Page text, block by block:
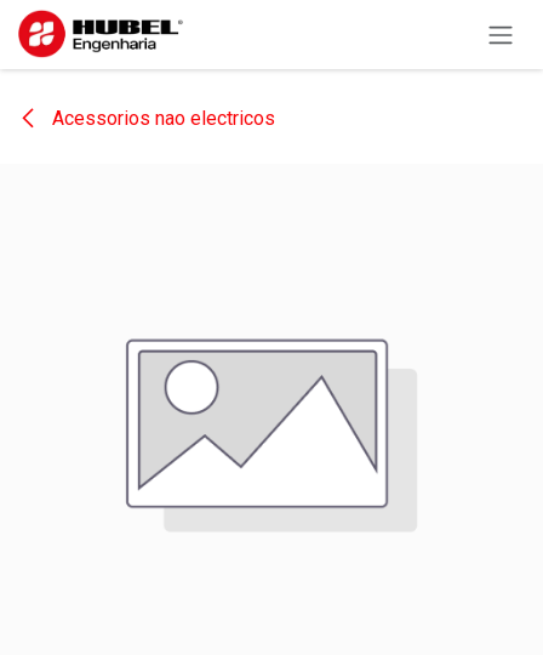
Pular para o conteúdo
Acessorios nao electricos